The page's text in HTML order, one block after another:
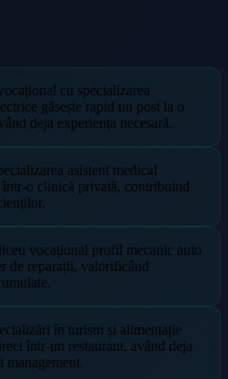
cu specializarea
găsește rapid un post la o
deja experiența necesară.
asistent medical
într-o clinică privată, contribuind
vocațional profil mecanic auto
de reparații, valorificând
în turism și alimentație
într-un restaurant, având deja
management.